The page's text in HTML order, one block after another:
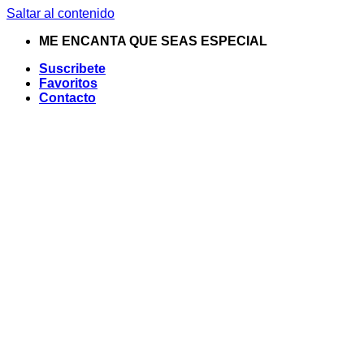
Saltar al contenido
ME ENCANTA QUE SEAS ESPECIAL
Suscribete
Favoritos
Contacto